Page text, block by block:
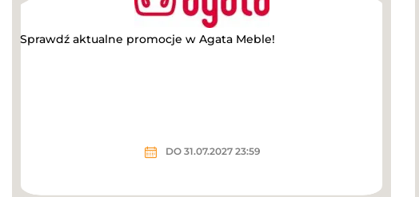
Sprawdź aktualne promocje w Agata Meble!
DO 31.07.2027 23:59